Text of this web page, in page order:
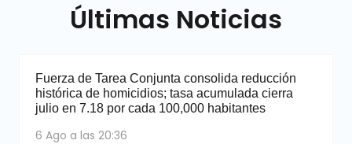
Últimas Noticias
Fuerza de Tarea Conjunta consolida reducción
histórica de homicidios; tasa acumulada cierra
julio en 7.18 por cada 100,000 habitantes
6 Ago a las 20:36